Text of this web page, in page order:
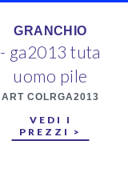
GRANCHIO
- ga2013 tuta
uomo pile
ART COLRGA2013
VEDI I
PREZZI >